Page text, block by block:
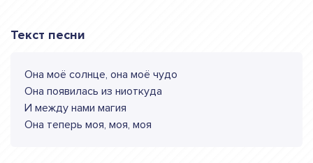
Текст песни
Она моё солнце, она моё чудо
Она появилась из ниоткуда
И между нами магия
Она теперь моя, моя, моя